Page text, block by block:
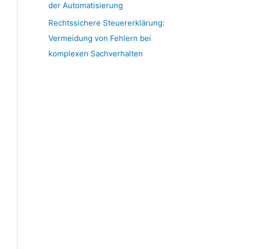
der Automatisierung
Rechtssichere Steuererklärung:
Vermeidung von Fehlern bei
komplexen Sachverhalten